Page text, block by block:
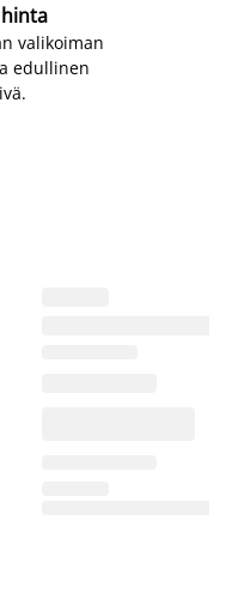
valikoiman
edullinen